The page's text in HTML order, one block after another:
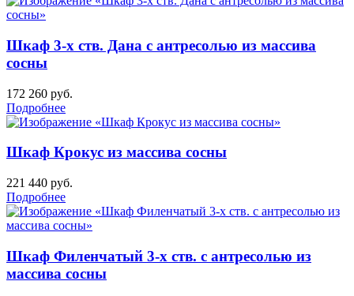
Шкаф 3-х ств. Дана с антресолью из массива
сосны
172 260 руб.
Подробнее
Шкаф Крокус из массива сосны
221 440 руб.
Подробнее
Шкаф Филенчатый 3-х ств. с антресолью из
массива сосны